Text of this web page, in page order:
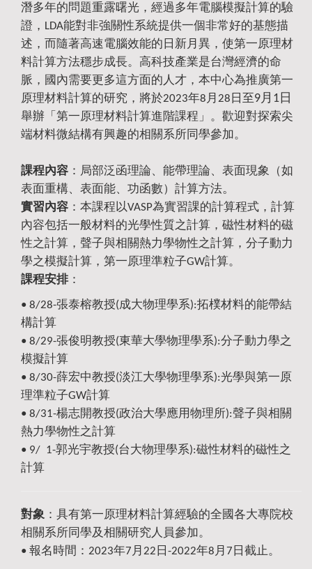
潛多年的問題重露曙光，經過多年電腦模擬計算的驗
證，LDA能對非強關性系統提供一個非常好的基態描
述，而隨著高速電腦效能的日新月異，使第一原理材
料計算方法穩步成長。高科技產業是台灣經濟的命
脈，國內需要更多這方面的人才，本中心為推廣第一
原理材料計算的研究，將於2023年8月28日至9月1日
舉辦「第一原理材料計算進階課程」。歡迎對探索尖
端材料微結構有興趣的相關系所同學參加。
課程內容 ：局部泛函理論、能帶理論、表面現象（如
表面重構、表面能、功函數）計算方法。
實習內容 ：本課程以VASP為實習課的計算程式，計算
內容包括一般材料的光學性質之計算，磁性材料的磁
性之計算，聲子與相關熱力學物性之計算，分子動力
學之模擬計算，第一原理準粒子GW計算。
課程安排 ：
• 8/28-張泰榕教授(成大物理學系):拓樸材料的能帶結
構計算
• 8/29-張俊明教授(東華大學物理學系):分子動力學之
模擬計算
• 8/30-薛宏中教授(淡江大學物理學系):光學與第一原
理準粒子GW計算
• 8/31-楊志開教授(政治大學應用物理所):聲子與相關
熱力學物性之計算
• 9/ 1-郭光宇教授(台大物理學系):磁性材料的磁性之
計算
對象 ：具有第一原理材料計算經驗的全國各大專院校
相關系所同學及相關研究人員參加。
• 報名時間：2023年7月22日-2022年8月7日截止。